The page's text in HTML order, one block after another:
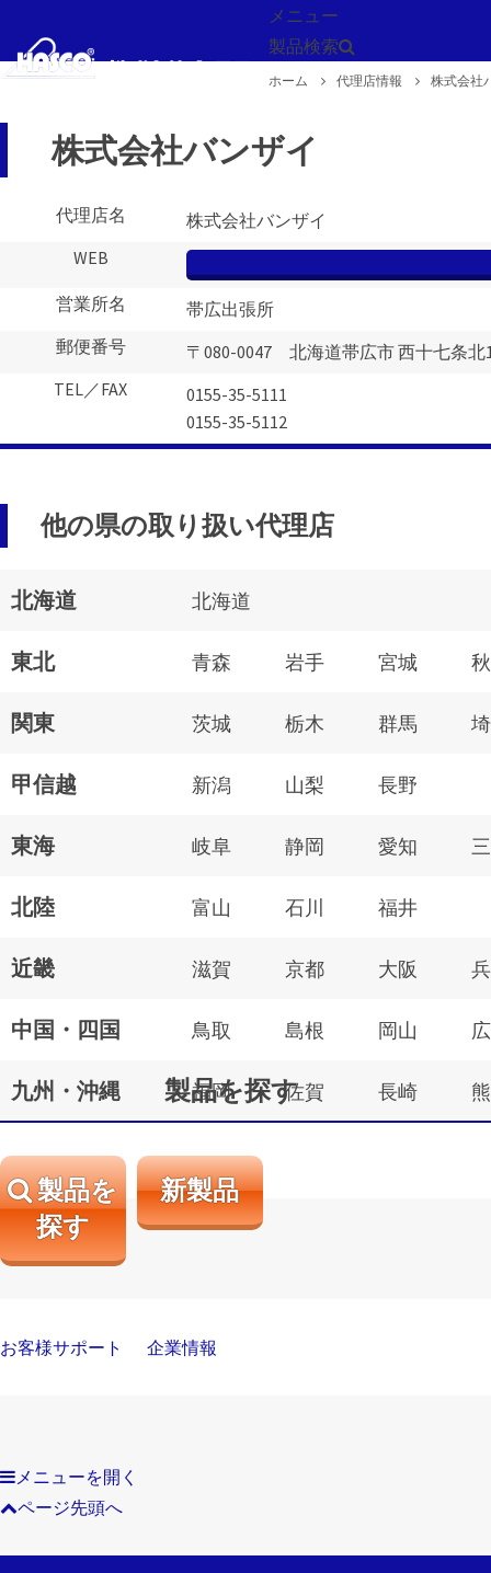
メニュー
製品検索
ホーム 代理店情報 株式会社
株式会社バンザイ
代理店名
株式会社バンザイ
WEB
営業所名
帯広出張所
郵便番号
〒080-0047 北海道帯広市 西十七条北
TEL／FAX
0155-35-5111
0155-35-5112
他の県の取り扱い代理店
北海道 北海道
東北 青森 岩手 宮城
関東 茨城 栃木 群馬
甲信越 新潟 山梨 長野
東海 岐阜 静岡 愛知
北陸 富山 石川 福井
近畿 滋賀 京都 大阪
中国・四国 鳥取 島根 岡山
九州・沖縄 福岡 佐賀 長崎
製品を探す
製品を
探す
新製品
お客様サポート 企業情報
メニューを開く
ページ先頭へ